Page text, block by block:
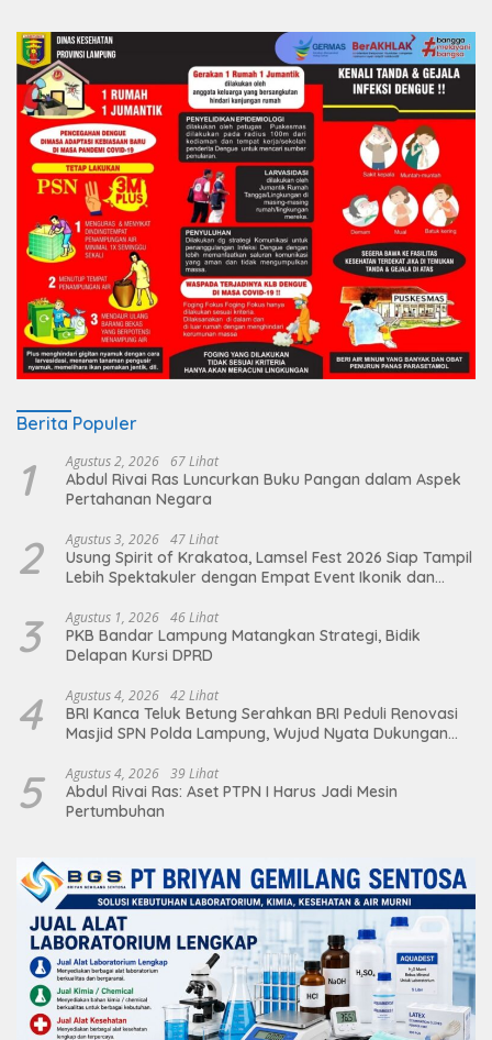
Berita Populer
1 Agustus 2, 2026 67 Lihat
Abdul Rivai Ras Luncurkan Buku Pangan dalam Aspek
Pertahanan Negara
2 Agustus 3, 2026 47 Lihat
Usung Spirit of Krakatoa, Lamsel Fest 2026 Siap Tampil
Lebih Spektakuler dengan Empat Event Ikonik dan
3 Agustus 1, 2026 46 Lihat
PKB Bandar Lampung Matangkan Strategi, Bidik
Delapan Kursi DPRD
4 Agustus 4, 2026 42 Lihat
BRI Kanca Teluk Betung Serahkan BRI Peduli Renovasi
Masjid SPN Polda Lampung, Wujud Nyata Dukungan
5 Agustus 4, 2026 39 Lihat
Abdul Rivai Ras: Aset PTPN I Harus Jadi Mesin
Pertumbuhan